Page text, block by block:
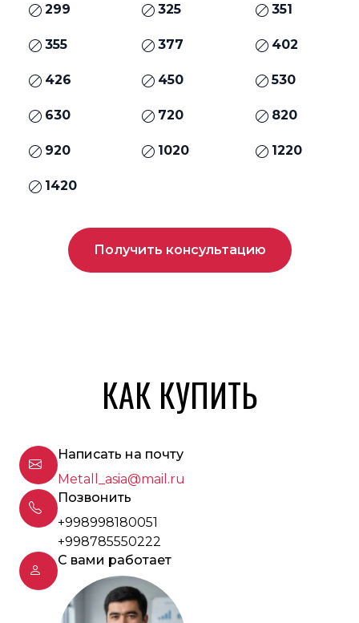
299 325 351
355 377 402
426 450 530
630 720 820
920 1020 1220
1420
Получить консультацию
КАК КУПИТЬ
Написать на почту
Metall_asia@mail.ru
Позвонить
+998998180051
+998785550222
С вами работает